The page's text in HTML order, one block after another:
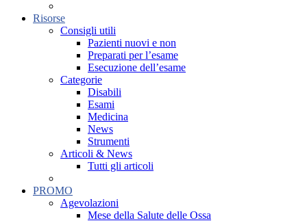
Risorse
Consigli utili
Pazienti nuovi e non
Preparati per l’esame
Esecuzione dell’esame
Categorie
Disabili
Esami
Medicina
News
Strumenti
Articoli & News
Tutti gli articoli
PROMO
Agevolazioni
Mese della Salute delle Ossa